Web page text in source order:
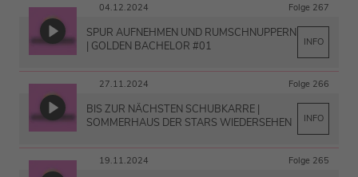
04.12.2024 Folge 267
SPUR AUFNEHMEN UND RUMSCHNUPPERN
| GOLDEN BACHELOR #01
INFO
27.11.2024 Folge 266
BIS ZUR NÄCHSTEN SCHUBKARRE |
SOMMERHAUS DER STARS WIEDERSEHEN
INFO
19.11.2024 Folge 265